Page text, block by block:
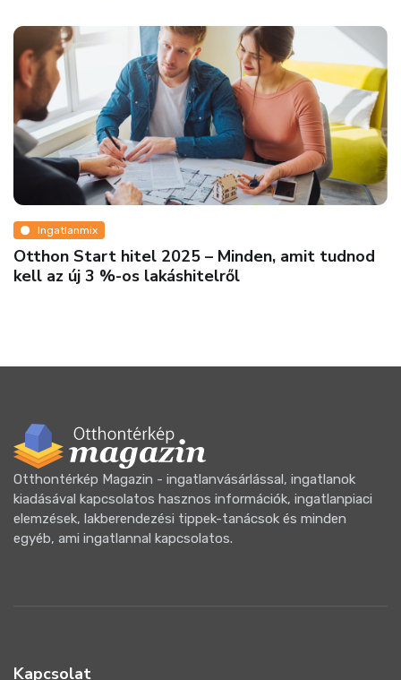
Ingatlanmix
Megéri a plusz egy félszoba? Nem feltétlenül.
Otthontérkép Magazin - ingatlanvásárlással, ingatlanok
kiadásával kapcsolatos hasznos információk, ingatlanpiaci
elemzések, lakberendezési tippek-tanácsok és minden
egyéb, ami ingatlannal kapcsolatos.
Kapcsolat